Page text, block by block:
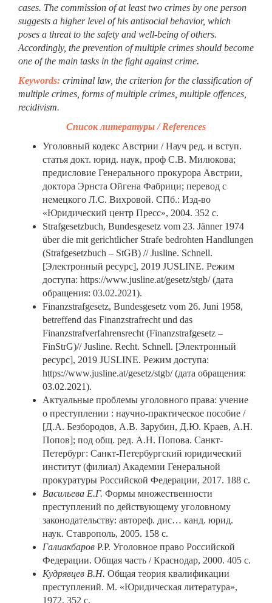
cases. The commission of at least two crimes by one person
suggests a higher level of his antisocial behavior, which
poses a threat to the safety and well-being of others.
Accordingly, the prevention of multiple crimes should become
one of the main tasks in the fight against crime.
Keywords: criminal law, the criterion for the classification of
multiple crimes, forms of multiple crimes, multiple offences,
recidivism.
Список литературы/ References
Уголовный кодекс Австрии / Науч ред. и вступ.
статья докт. юрид. наук, проф С.В. Милюкова;
предисловие Генерального прокурора Австрии,
доктора Эрнста Ойгена Фабрици; перевод с
немецкого Л.С. Вихровой. СПб.: Изд-во
«Юридический центр Пресс», 2004. 352 с.
Strafgesetzbuch, Bundesgesetz vom 23. Jänner 1974
über die mit gerichtlicher Strafe bedrohten Handlungen
(Strafgesetzbuch – StGB) // Jusline. Schnell.
[Электронный ресурс], 2019 JUSLINE. Режим
доступа: https://www.jusline.at/gesetz/stgb/ (дата
обращения: 03.02.2021).
Finanzstrafgesetz, Bundesgesetz vom 26. Juni 1958,
betreffend das Finanzstrafrecht und das
Finanzstrafverfahrensrecht (Finanzstrafgesetz –
FinStrG)// Jusline. Recht. Schnell. [Электронный
ресурс], 2019 JUSLINE. Режим доступа:
https://www.jusline.at/gesetz/stgb/ (дата обращения:
03.02.2021).
Актуальные проблемы уголовного права: учение
о преступлении : научно-практическое пособие /
[Д.А. Безбородов, А.В. Зарубин, Д.Ю. Краев, А.Н.
Попов]; под общ. ред. А.Н. Попова. Санкт-
Петербург: Санкт-Петербургский юридический
институт (филиал) Академии Генеральной
прокуратуры Российской Федерации, 2017. 188 с.
Васильева Е.Г. Формы множественности
преступлений по действующему уголовному
законодательству: автореф. дис… канд. юрид.
наук. Ставрополь, 2005. 158 с.
Галиакбаров Р.Р. Уголовное право Российской
Федерации. Общая часть / Краснодар, 2000. 405 с.
Кудрявцев В.Н. Общая теория квалификации
преступлений. М. «Юридическая литература»,
1972. 352 с.